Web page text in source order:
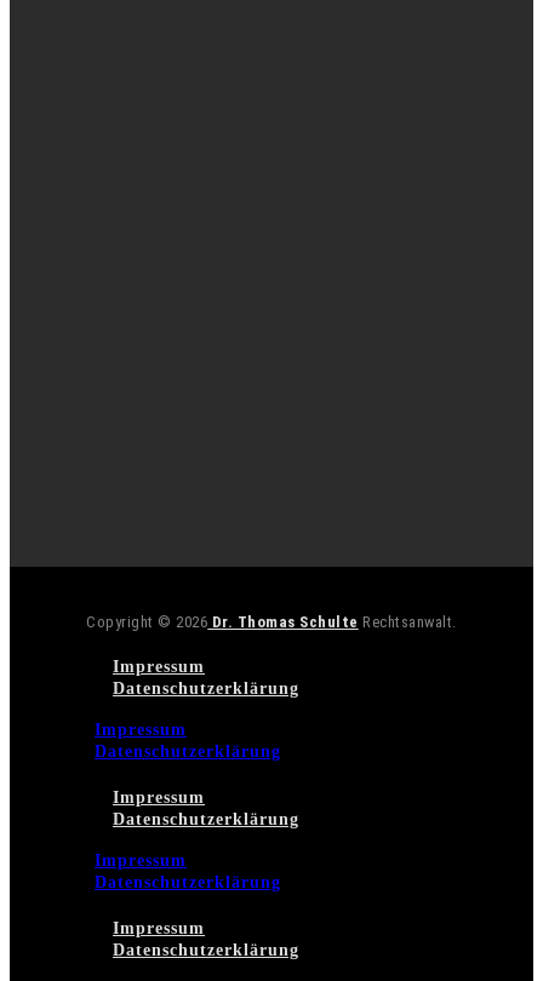
Copyright © 2026 Dr. Thomas Schulte Rechtsanwalt.
Impressum
Datenschutzerklärung
Impressum
Datenschutzerklärung
Impressum
Datenschutzerklärung
Impressum
Datenschutzerklärung
Impressum
Datenschutzerklärung